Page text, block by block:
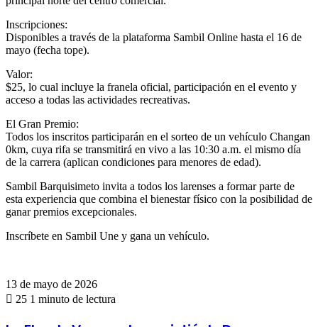
Inscripciones:
Disponibles a través de la plataforma Sambil Online hasta el 16 de
mayo (fecha tope).
Valor:
$25, lo cual incluye la franela oficial, participación en el evento y
acceso a todas las actividades recreativas.
El Gran Premio:
Todos los inscritos participarán en el sorteo de un vehículo Changan
0km, cuya rifa se transmitirá en vivo a las 10:30 a.m. el mismo día
de la carrera (aplican condiciones para menores de edad).
Sambil Barquisimeto invita a todos los larenses a formar parte de
esta experiencia que combina el bienestar físico con la posibilidad de
ganar premios excepcionales.
Inscríbete en Sambil Une y gana un vehículo.
13 de mayo de 2026
25 1 minuto de lectura